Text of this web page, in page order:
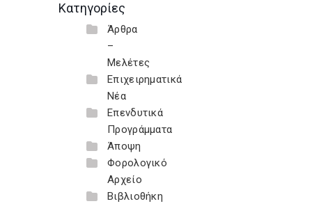
Κατηγορίες
Άρθρα
–
Μελέτες
Επιχειρηματικά
Νέα
Επενδυτικά
Προγράμματα
Άποψη
Φορολογικό
Αρχείο
Βιβλιοθήκη